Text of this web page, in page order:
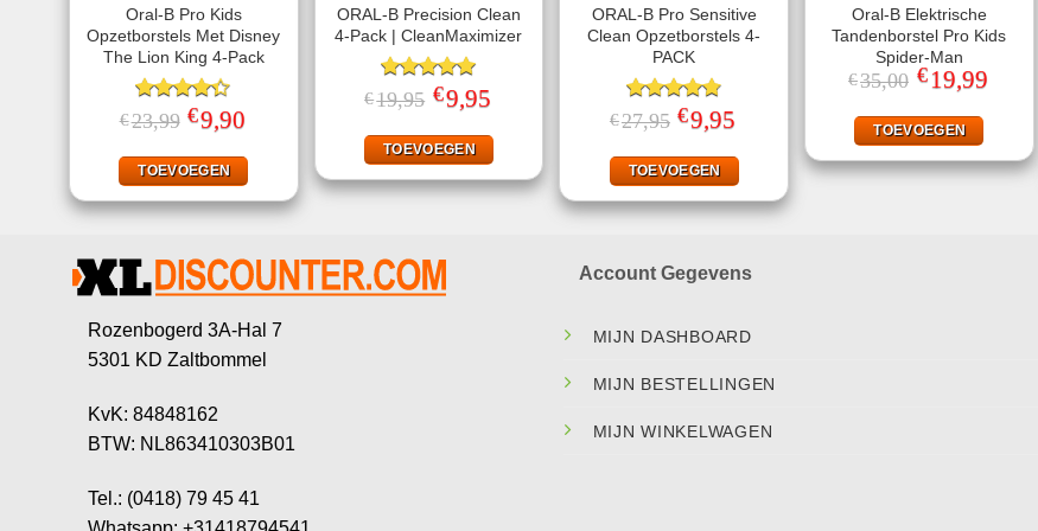
Oral-B Pro Kids
Opzetborstels Met Disney
The Lion King 4-Pack
Gewaardeerd
4.33 uit 5
€23,99 Oorspronkelijke
prijs
€23,99.
€9,90
€9,90.
TOEVOEGEN
ORAL-B Precision Clean
4-Pack | CleanMaximizer
Gewaardeerd
5.00 uit 5
€19,95 Oorspronkelijke
prijs
€19,95.
€9,95prijs
€9,95.
TOEVOEGEN
ORAL-B Pro Sensitive
Clean Opzetborstels 4-
PACK
Gewaardeerd
4.75 uit 5
€27,95 Oorspronkelijke
prijs
€27,95.
€9,95
€9,95.
TOEVOEGEN
Oral-B Elektrische
Tandenborstel Pro Kids
Spider-Man
€35,00 Oorspronkelijke
prijs
€35,00.
€ 19,99Huidige
TOEVOEGEN
Rozenbogerd 3A-Hal 7
5301 KD Zaltbommel
KvK: 84848162
BTW: NL863410303B01
Tel.: (0418) 79 45 41
Account Gegevens
MIJN DASHBOARD
MIJN BESTELLINGEN
MIJN WINKELWAGEN